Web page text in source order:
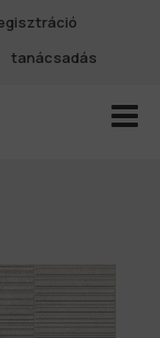
tanácsadás